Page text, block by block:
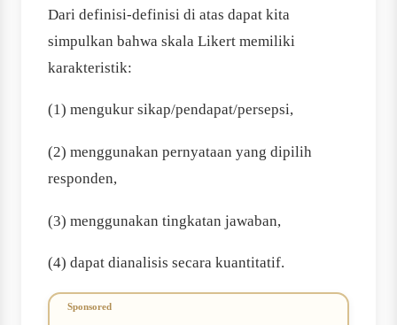
Dari definisi-definisi di atas dapat kita
simpulkan bahwa skala Likert memiliki
karakteristik:
(1) mengukur sikap/pendapat/persepsi,
(2) menggunakan pernyataan yang dipilih
responden,
(3) menggunakan tingkatan jawaban,
(4) dapat dianalisis secara kuantitatif.